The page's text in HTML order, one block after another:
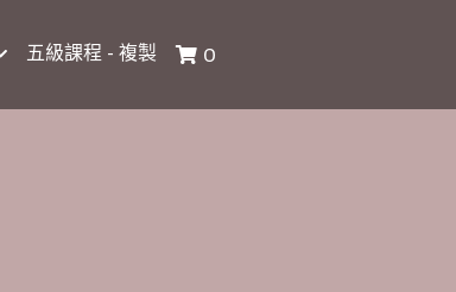
五級課程 - 複製 0